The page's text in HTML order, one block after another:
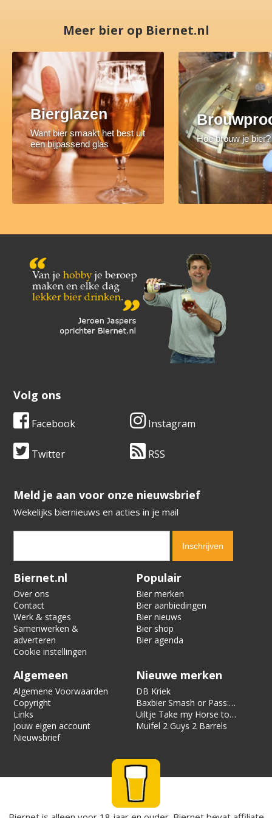
Meer bier op Biernet.nl
Bierglazen
Want bier smaakt het best uit
een bijpassend glas
Hoe brouw je bier?
Volg ons
Facebook Instagram
Twitter RSS
​​​​​​​Meld je aan voor onze nieuwsbrief
Wekelijks biernieuws en acties in je mail
Verification code:
Biernet.nl
Over ons
Contact
Werk & stages
Samenwerken &
adverteren
Cookie instellingen
Populair
Bier merken
Bier aanbiedingen
Bier nieuws
Bier shop
Bier agenda
Algemeen
Algemene Voorwaarden
Copyright
Links
Jouw eigen account
Nieuwsbrief
Nieuwe merken
DB Kriek
Baxbier Smash or Pass:
Strata
Uiltje Take my Horse to
the Hotel Room
Muifel 2 Guys 2 Barrels